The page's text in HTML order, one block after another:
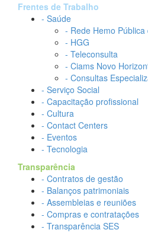
Frentes de Trabalho
- Saúde
- Rede Hemo Pública
- HGG
- Teleconsulta
- Ciams Novo
- Consultas
- Serviço Social
- Capacitação profissional
- Cultura
- Contact Centers
- Eventos
- Tecnologia
Transparência
- Contratos de gestão
- Balanços patrimoniais
- Assembleias e reuniões
- Compras e contratações
- Transparência SES